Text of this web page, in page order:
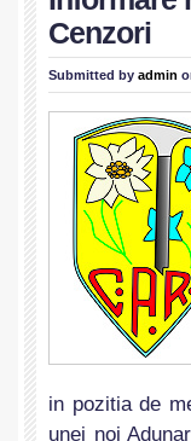
Cenzori
Submitted by admin
in pozitia de
unei noi